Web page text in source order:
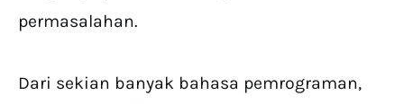
permasalahan.
Dari sekian banyak bahasa pemrograman,